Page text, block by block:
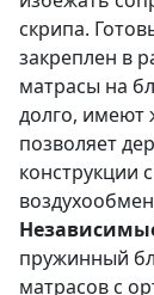
скрипа.
закреплен в
матрасы на
долго, имеют
позволяет
конструкции
пружинный
матрасов с